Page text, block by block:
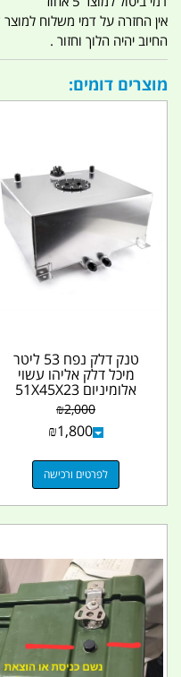
אין החזרה על דמי משלוח
החיוב יהיה הלוך וחזור .
מוצרים דומים:
טנק דלק נפח 53 ליטר
מיכל דלק אליהו עשוי
אלומיניום 51X45X23
₪2,000
₪1,800
לפרטים ורכישה